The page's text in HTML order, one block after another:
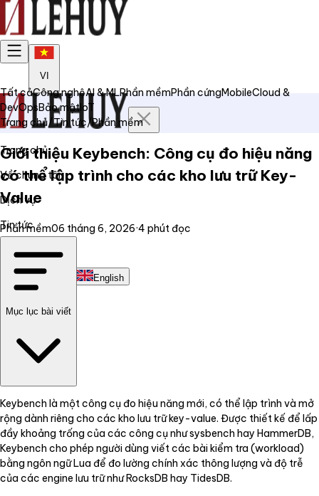
VI
Trang chủ
Về chúng tôi
Dịch vụ
Tin tức
Liên hệ
Tiếng Việt English
Tất cảCông nghệAI & MLPhần mềmPhần cứngMobileCloud &
DevOpsBảo mậtIoT
Trang chủ/Tin tức/Phần mềm
Giới thiệu Keybench: Công cụ đo hiệu năng
có thể lập trình cho các kho lưu trữ Key-
Value
Phần mềm06 tháng 6, 2026·4 phút đọc
Mục lục bài viết
Keybench là một công cụ đo hiệu năng mới, có thể lập trình và mở
rộng dành riêng cho các kho lưu trữ key-value. Được thiết kế để lấp
đầy khoảng trống của các công cụ như sysbench hay HammerDB,
Keybench cho phép người dùng viết các bài kiểm tra (workload)
bằng ngôn ngữ Lua để đo lường chính xác thông lượng và độ trễ
của các engine lưu trữ như RocksDB hay TidesDB.